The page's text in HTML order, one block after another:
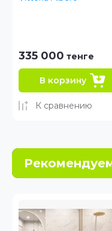
138 218 тенге
В корзину
К сравнению